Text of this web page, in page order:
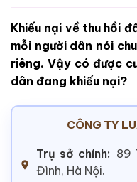
Khiếu nại về thu hồi
mỗi người dân nói
riêng. Vậy có được
dân đang khiếu nại?
CÔNG TY
Trụ sở chính: 89
Đình, Hà Nội.